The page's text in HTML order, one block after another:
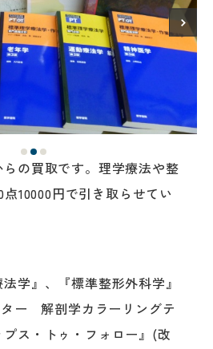
の買取です。理学療法や整
10000円で引き取らせてい
学』、『標準整形外科学』
ー 解剖学カラーリングテ
ス・トゥ・フォロー』(改